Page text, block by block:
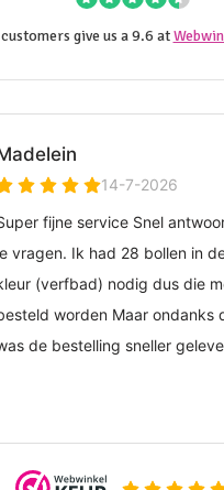
customers give us a 9.6 at